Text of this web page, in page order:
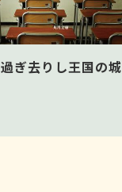
過ぎ去りし王国の城